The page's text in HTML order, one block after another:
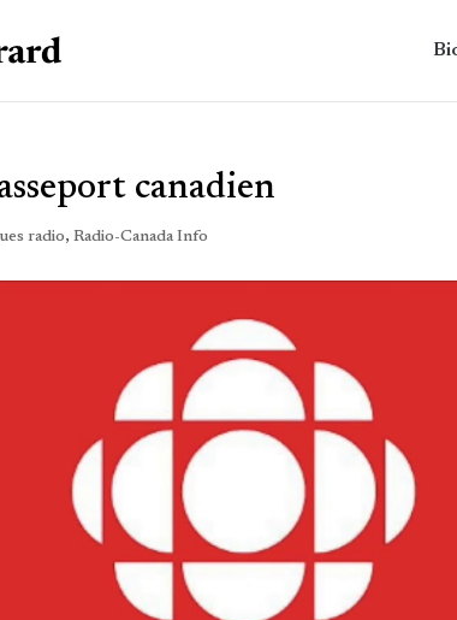
canadien
radio,Radio-Canada Info